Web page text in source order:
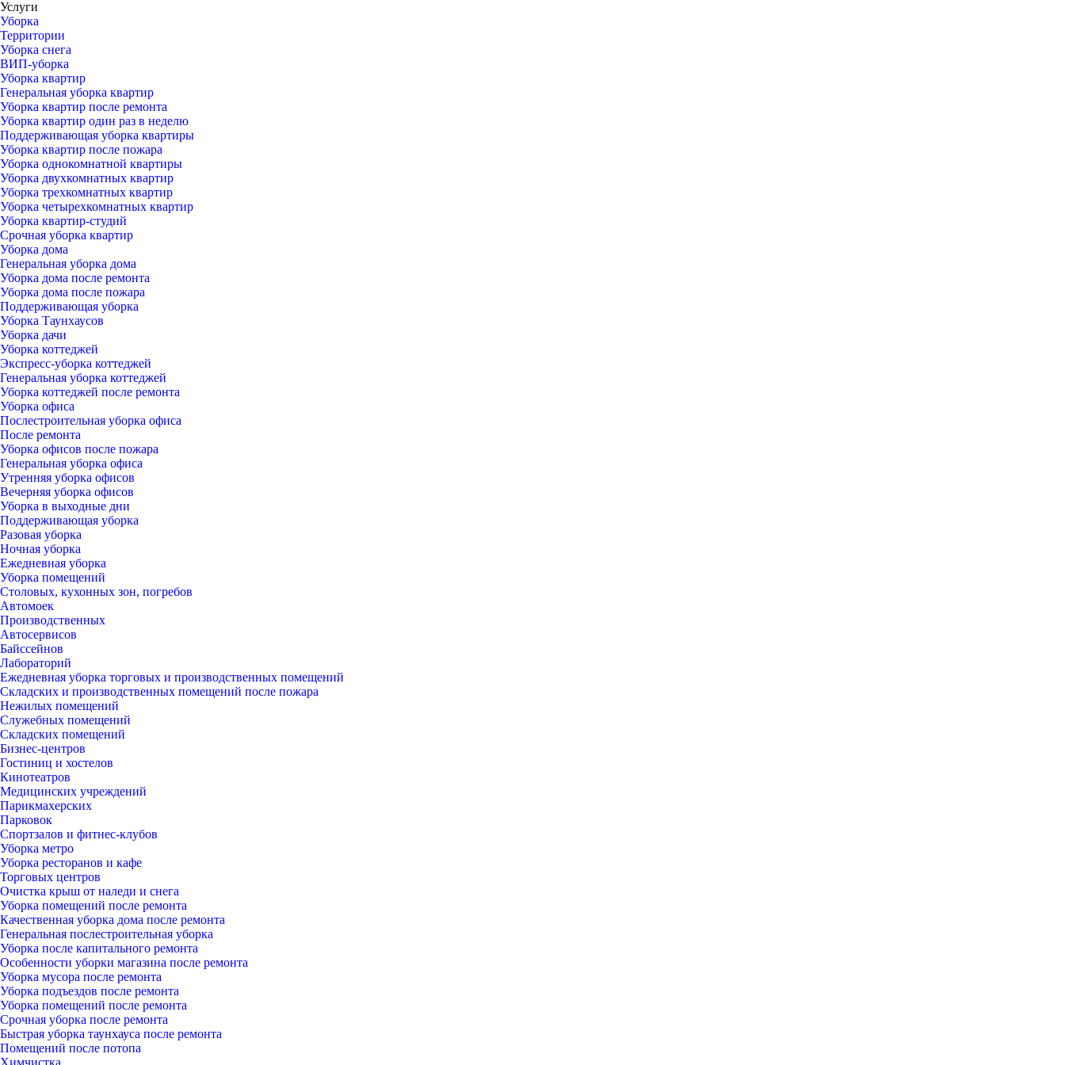
Услуги
Уборка
Территории
Уборка снега
ВИП-уборка
Уборка квартир
Генеральная уборка квартир
Уборка квартир после ремонта
Уборка квартир один раз в неделю
Поддерживающая уборка квартиры
Уборка квартир после пожара
Уборка однокомнатной квартиры
Уборка двухкомнатных квартир
Уборка трехкомнатных квартир
Уборка четырехкомнатных квартир
Уборка квартир-студий
Срочная уборка квартир
Уборка дома
Генеральная уборка дома
Уборка дома после ремонта
Уборка дома после пожара
Поддерживающая уборка
Уборка Таунхаусов
Уборка дачи
Уборка коттеджей
Экспресс-уборка коттеджей
Генеральная уборка коттеджей
Уборка коттеджей после ремонта
Уборка офиса
Послестроительная уборка офиса
После ремонта
Уборка офисов после пожара
Генеральная уборка офиса
Утренняя уборка офисов
Вечерняя уборка офисов
Уборка в выходные дни
Поддерживающая уборка
Разовая уборка
Ночная уборка
Ежедневная уборка
Уборка помещений
Столовых, кухонных зон, погребов
Автомоек
Производственных
Автосервисов
Байссейнов
Лабораторий
Ежедневная уборка торговых и производственных помещений
Складских и производственных помещений после пожара
Нежилых помещений
Служебных помещений
Складских помещений
Бизнес-центров
Гостиниц и хостелов
Кинотеатров
Медицинских учреждений
Парикмахерских
Парковок
Спортзалов и фитнес-клубов
Уборка метро
Уборка ресторанов и кафе
Торговых центров
Очистка крыш от наледи и снега
Уборка помещений после ремонта
Качественная уборка дома после ремонта
Генеральная послестроительная уборка
Уборка после капитального ремонта
Особенности уборки магазина после ремонта
Уборка мусора после ремонта
Уборка подъездов после ремонта
Уборка помещений после ремонта
Срочная уборка после ремонта
Быстрая уборка таунхауса после ремонта
Помещений после потопа
Химчистка